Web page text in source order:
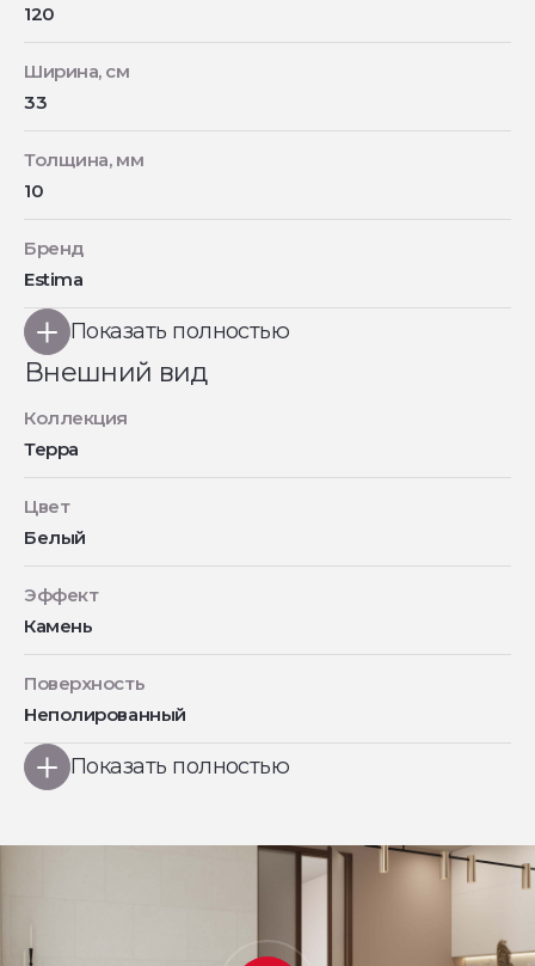
120
Ширина, см
33
Толщина, мм
10
Бренд
Estima
Показать полностью
Внешний вид
Коллекция
Терра
Цвет
Белый
Эффект
Камень
Поверхность
Неполированный
Показать полностью